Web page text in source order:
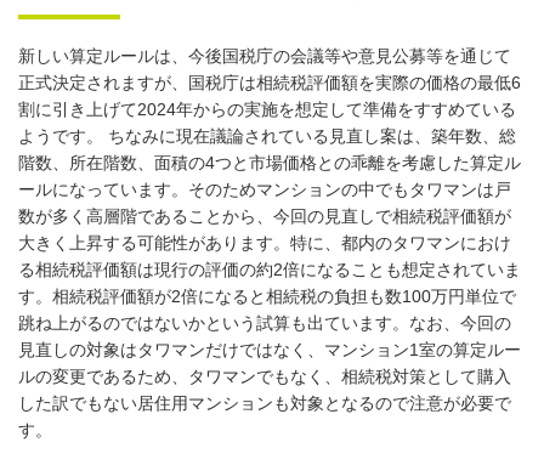
新しい算定ルールは、今後国税庁の会議等や意見公募等を通じて
正式決定されますが、国税庁は相続税評価額を実際の価格の最低6
割に引き上げて2024年からの実施を想定して準備をすすめている
ようです。 ちなみに現在議論されている見直し案は、築年数、総
階数、所在階数、面積の4つと市場価格との乖離を考慮した算定ル
ールになっています。そのためマンションの中でもタワマンは戸
数が多く高層階であることから、今回の見直しで相続税評価額が
大きく上昇する可能性があります。特に、都内のタワマンにおけ
る相続税評価額は現行の評価の約2倍になることも想定されていま
す。相続税評価額が2倍になると相続税の負担も数100万円単位で
跳ね上がるのではないかという試算も出ています。なお、今回の
見直しの対象はタワマンだけではなく、マンション1室の算定ルー
ルの変更であるため、タワマンでもなく、相続税対策として購入
した訳でもない居住用マンションも対象となるので注意が必要で
す。